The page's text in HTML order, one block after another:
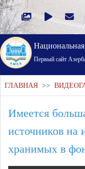
Первый cайт
ГЛАВНАЯ >>
Имеется
источников на
хранимых в